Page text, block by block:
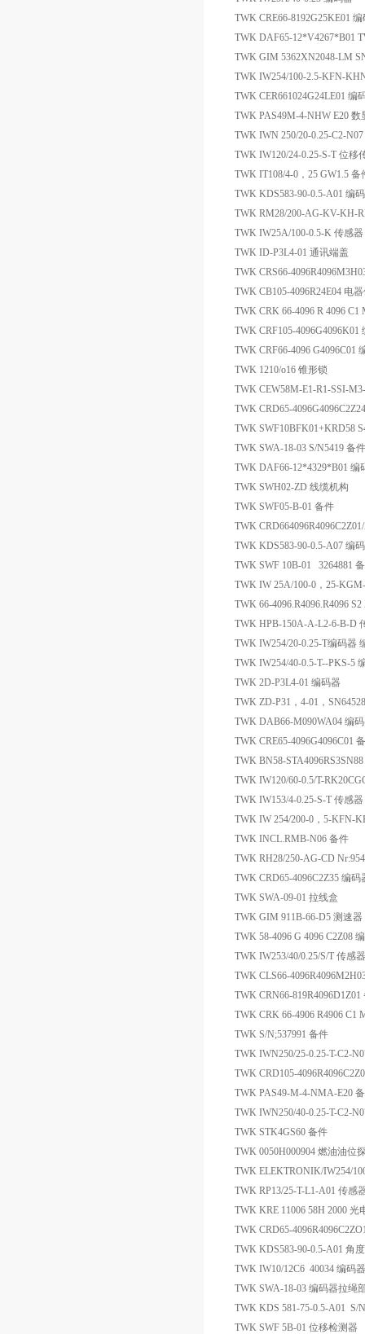
TWK CRE66-8192G25KE01
TWK DAF65-12*V4267*B01
TWK GIM 5362XN2048-LM
TWK IW254/100-2.5-KFN-
TWK CER661024G24LE01 编
TWK PAS49M-4-NHW E20 数
TWK IWN 250/20-0.25-C2-
TWK IW120/24-0.25-S-T 位移
TWK IT108/4-0，25 GW1.5 备
TWK KDS583-90-0.5-A01 编
TWK RM28/200-AG-KV-KH-
TWK IW25A/100-0.5-K 传感器
TWK ID-P3L4-01 通讯端盖
TWK CRS66-
TWK CB105-4096R24E04 电
TWK CRK 66-4096 R 4096 C1
TWK CRF105-4096G4096K01
TWK CRF66-4096 G4096C01
TWK 1210/o16 锥形锁
TWK CEW58M-E1-R1-SSI-
TWK CRD65-
TWK SWF10BFK01+KRD58
TWK SWA-18-03 S/N5419 备件
TWK DAF66-12*4329*B01 编
TWK SWH02-ZD 线缆机构
TWK SWF05-B-01 备件
TWK
TWK KDS583-90-0.5-A07 编
TWK SWF 10B-01 3264881
TWK IW 25A/100-0，25-
TWK 66-4096.R4096.R4096
TWK HPB-150A-A-L2-6-B-D
TWK IW254/20-0.25-T编码器
TWK IW254/40-0.5-T--PKS-5
TWK 2D-P3L4-01 编码器
TWK ZD-P31，4-01，
TWK DAB66-M090WA04 编
TWK CRE65-4096G4096C01
TWK BN58-
TWK IW120/60-0.5/T-
TWK IW153/4-0.25-S-T 传感器
TWK IW 254/200-0，5-KFN-
TWK INCL.RMB-N06 备件
TWK RH28/250-AG-CD
TWK CRD65-4096C2Z35 编码
TWK SWA-09-01 拉线盒
TWK GIM 911B-66-D5 测速器
TWK 58-4096 G 4096 C2Z08
TWK IW253/40/0.25/S/T 传感器
TWK CLS66-
TWK CRN66-819R4096D1Z01
TWK CRK 66-4906 R4906 C1
TWK S/N;537991 备件
TWK IWN250/25-0.25-T-C2-
TWK CRD105-
TWK PAS49-M-4-NMA-E20
TWK IWN250/40-0.25-T-C2-
TWK STK4GS60 备件
TWK 0050H000904 燃油油位
TWK ELEKTRONIK/IW254/
TWK RP13/25-T-L1-A01 传感
TWK KRE 11006 58H 2000 光
TWK CRD65-
TWK KDS583-90-0.5-A01 角
TWK IW10/12C6 40034 编码器
TWK SWA-18-03 编码器拉绳
TWK KDS 581-75-0.5-A01 S/
TWK SWF 5B-01 位移检测器